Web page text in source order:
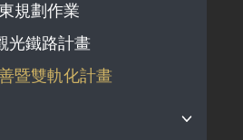
規劃作業
光鐵路計畫
暨雙軌化計畫